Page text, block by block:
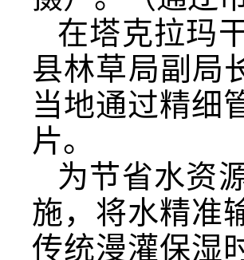
在塔克拉玛
县林草局副局
当地通过精细
片。
为节省水资
施，将水精准
传统漫灌保湿